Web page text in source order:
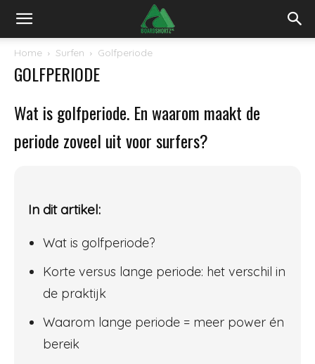
Home Surfen Golfperiode
GOLFPERIODE
Wat is golfperiode. En waarom maakt de
periode zoveel uit voor surfers?
In dit artikel:
Wat is golfperiode?
Korte versus lange periode: het verschil in
de praktijk
Waarom lange periode = meer power én
bereik